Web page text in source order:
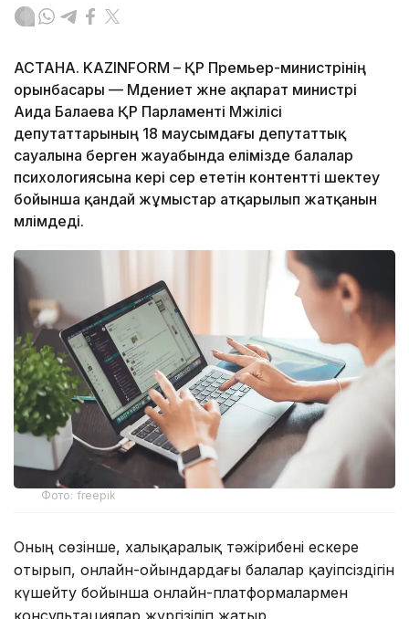
АСТАНА. KAZINFORM – ҚР Премьер-министрінің
орынбасары — Мәдениет және ақпарат министрі
Аида Балаева ҚР Парламенті Мәжілісі
депутаттарының 18 маусымдағы депутаттық
сауалына берген жауабында елімізде балалар
психологиясына кері әсер ететін контентті шектеу
бойынша қандай жұмыстар атқарылып жатқанын
мәлімдеді.
Фото: freepik
Оның сөзінше, халықаралық тәжірибені ескере
отырып, онлайн-ойындардағы балалар қауіпсіздігін
күшейту бойынша онлайн-платформалармен
консультациялар жүргізіліп жатыр.